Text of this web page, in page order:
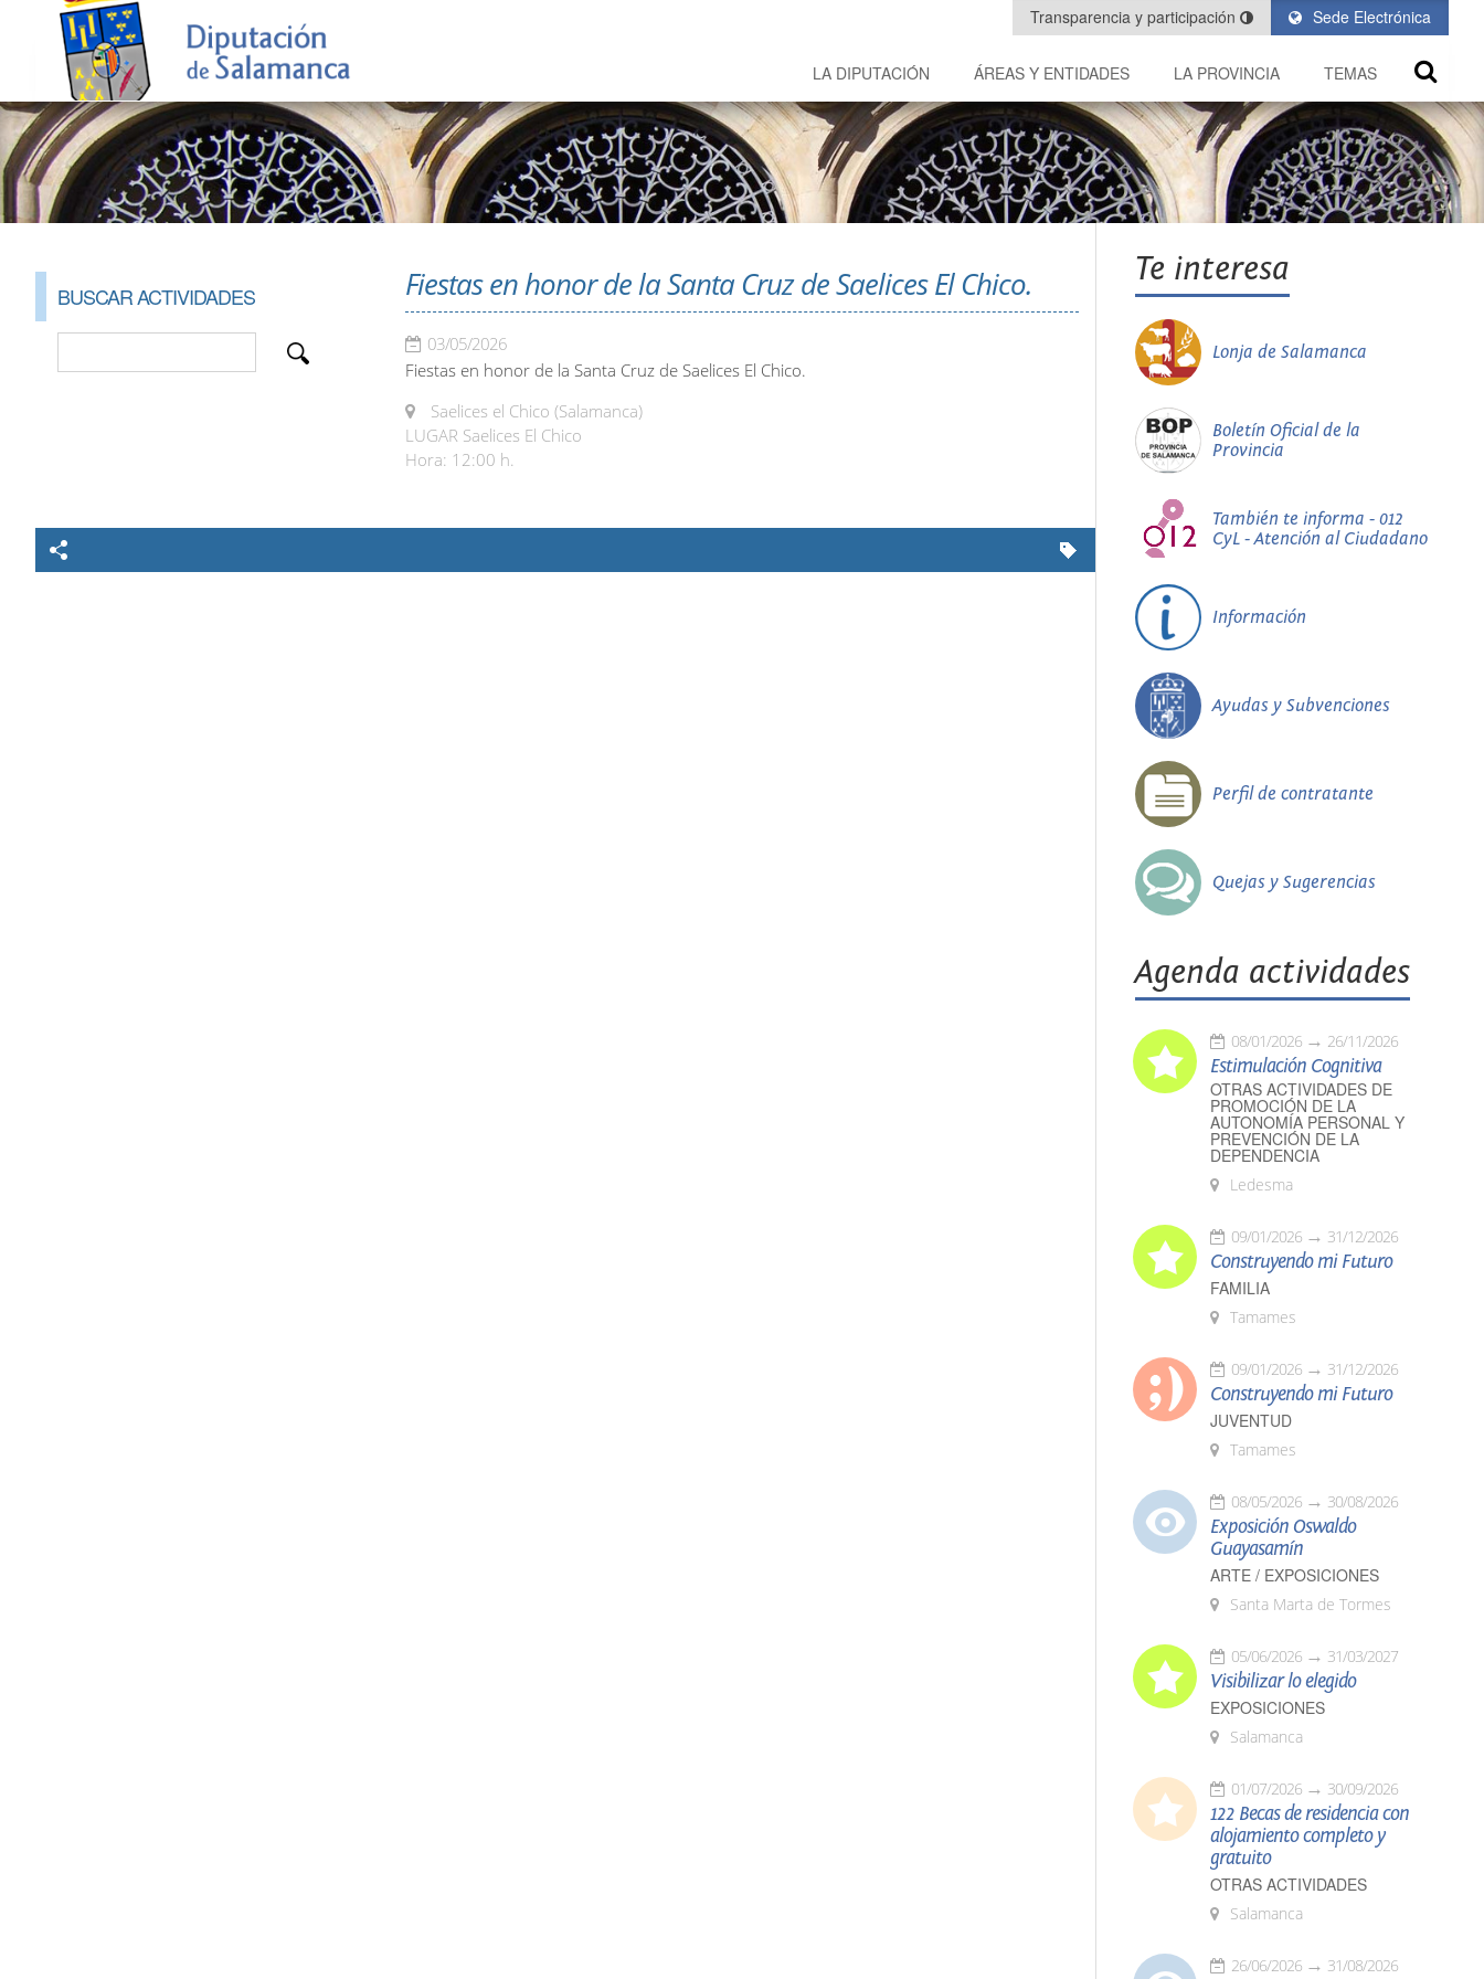
Sede Electrónica
Transparencia y participación
LA DIPUTACIÓN ÁREAS Y ENTIDADES LA PROVINCIA TEMAS
BUSCAR ACTIVIDADES Fiestas en honor de la Santa Cruz de Saelices El Chico.
03/05/2026
Fiestas en honor de la Santa Cruz de Saelices El Chico.
Saelices el Chico (Salamanca)
LUGAR Saelices El Chico
Hora: 12:00 h.
Te interesa
Lonja de Salamanca
Boletín Oficial de la
Provincia
También te informa - 012
CyL - Atención al Ciudadano
Información
Ayudas y Subvenciones
Perfil de contratante
Quejas y Sugerencias
Agenda actividades
08/01/2026 26/11/2026
Estimulación Cognitiva
OTRAS ACTIVIDADES DE
PROMOCIÓN DE LA
AUTONOMÍA PERSONAL Y
PREVENCIÓN DE LA
DEPENDENCIA
Ledesma
09/01/2026 31/12/2026
Construyendo mi Futuro
FAMILIA
Tamames
09/01/2026 31/12/2026
Construyendo mi Futuro
JUVENTUD
Tamames
08/05/2026 30/08/2026
Exposición Oswaldo
Guayasamín
ARTE / EXPOSICIONES
Santa Marta de Tormes
05/06/2026 31/03/2027
Visibilizar lo elegido
EXPOSICIONES
Salamanca
01/07/2026 30/09/2026
122 Becas de residencia con
alojamiento completo y
gratuito
OTRAS ACTIVIDADES
Salamanca
26/06/2026 31/08/2026